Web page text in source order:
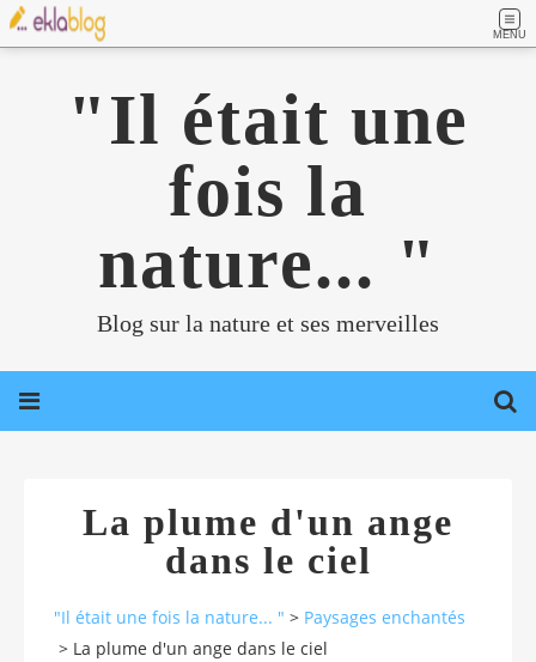
MENU
"Il était une
fois la
nature... "
Blog sur la nature et ses merveilles
La plume d'un ange
dans le ciel
"Il était une fois la nature... " > Paysages enchantés
> La plume d'un ange dans le ciel